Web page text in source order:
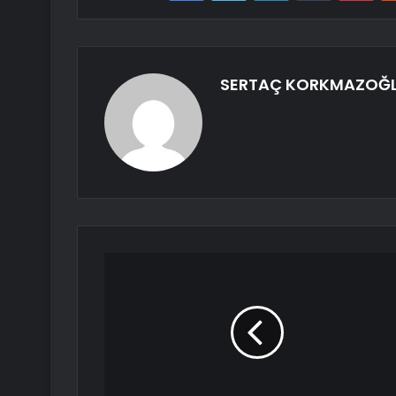
SERTAÇ